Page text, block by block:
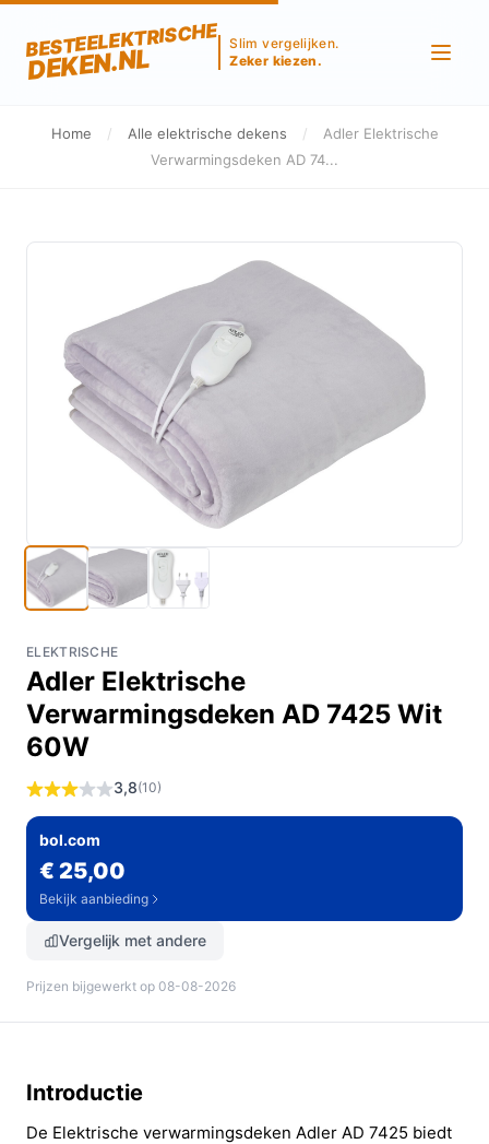
BESTEELEKTRISCHE
DEKEN.NL
Slim vergelijken.
Zeker kiezen.
Home / Alle elektrische dekens /
Adler Elektrische
Verwarmingsdeken AD 74...
ELEKTRISCHE
Adler Elektrische
Verwarmingsdeken AD 7425 Wit
60W
3,8(10)
bol.com
€ 25,00
Bekijk aanbieding
Vergelijk met andere
Prijzen bijgewerkt op 08-08-2026
Introductie
De Elektrische verwarmingsdeken Adler AD 7425 biedt